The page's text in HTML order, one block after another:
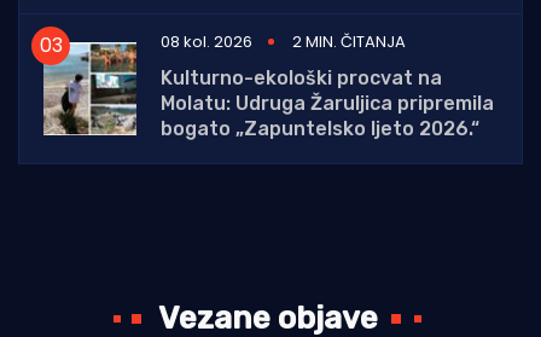
08 kol. 2026
2 MIN. ČITANJA
Kulturno-ekološki procvat na
Molatu: Udruga Žaruljica pripremila
bogato „Zapuntelsko ljeto 2026.“
Vezane objave